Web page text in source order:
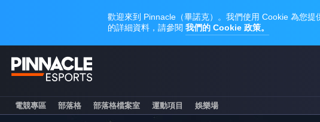
電競專區 部落格 部落格檔案室 運動項目 娛樂場